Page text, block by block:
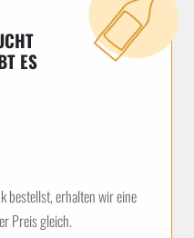
ES
bestellst, erhalten wir eine
Preis gleich.